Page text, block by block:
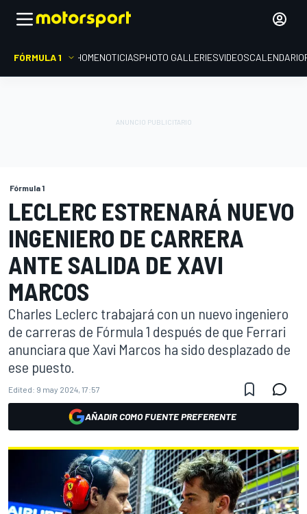
FÓRMULA 1 HOMENOTICIASPHOTO GALLERIESVIDEOSCALENDARIO
Fórmula 1
LECLERC ESTRENARÁ NUEVO
INGENIERO DE CARRERA
ANTE SALIDA DE XAVI
MARCOS
Charles Leclerc trabajará con un nuevo ingeniero
de carreras de Fórmula 1 después de que Ferrari
anunciara que Xavi Marcos ha sido desplazado de
ese puesto.
Edited: 9 may 2024, 17:57
AÑADIR COMO FUENTE PREFERENTE